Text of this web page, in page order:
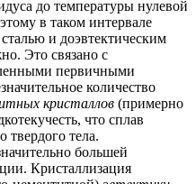
до температуры нулевой
в таком интервале
и доэвтектическим
Это связано с
первичными
количество
кристаллов (примерно
что сплав
твердого тела.
большей
Кристаллизация